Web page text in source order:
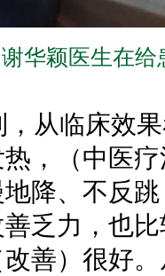
谢华颖医生在给
从临床效
，（中医
降、不反
乏力，也
善）很好